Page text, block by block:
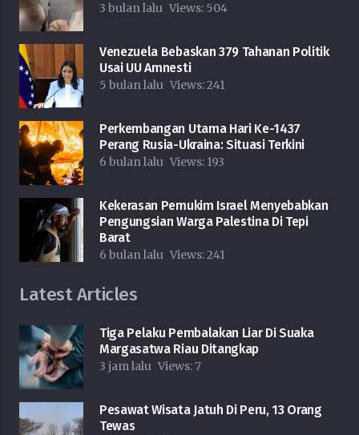
3 bulan lalu Views: 504
Venezuela Bebaskan 379 Tahanan Politik
Usai UU Amnesti
5 bulan lalu Views:241
Perkembangan Utama Hari Ke-1437
Perang Rusia-Ukraina: Situasi Terkini
6 bulan lalu Views: 193
Kekerasan Pemukim Israel Menyebabkan
Pengungsian Warga Palestina Di Tepi
Barat
6 bulan lalu Views:241
Latest Articles
Tiga Pelaku Pembalakan Liar Di Suaka
Margasatwa Riau Ditangkap
3 jam lalu Views:7
Pesawat Wisata Jatuh Di Peru, 13 Orang
Tewas